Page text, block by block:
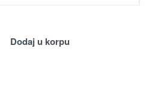
Dodaj u korpu